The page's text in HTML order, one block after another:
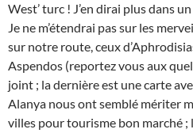
West’ turc ! J’en dirai plus dans
Je ne m’étendrai pas sur les
sur notre route, ceux
Aspendos (reportez vous aux
joint ; la dernière est une carte
Alanya nous ont semblé mériter
villes pour tourisme bon marché ;